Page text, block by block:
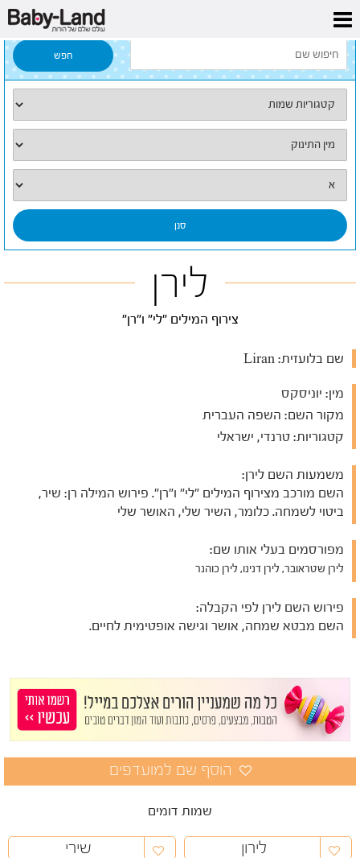
דף הבית
לירן
צירוף המילים "לי" ו"רן"
שם בלועזית:
מין: יוניסקס
מקור השם: השפה העברית
קטגוריות: טרנדי, ישראלי
משמעות השם לירן:
השם מורכב מצירוף המילים "לי" ו"רן". פירוש המילה רן: שיר,
ביטוי לשמחה. כלומר, השיר שלי, האושר שלי
מפורסמים בעלי אותו שם:
לירן שטראובר, לירן דנינו, לירן כוהנר
פירוש השם לירן לפי הקבלה:
השם מבטא שמחה, אושר וגישה אופטימית לחיים.
שמות דומים
לירון
שירי